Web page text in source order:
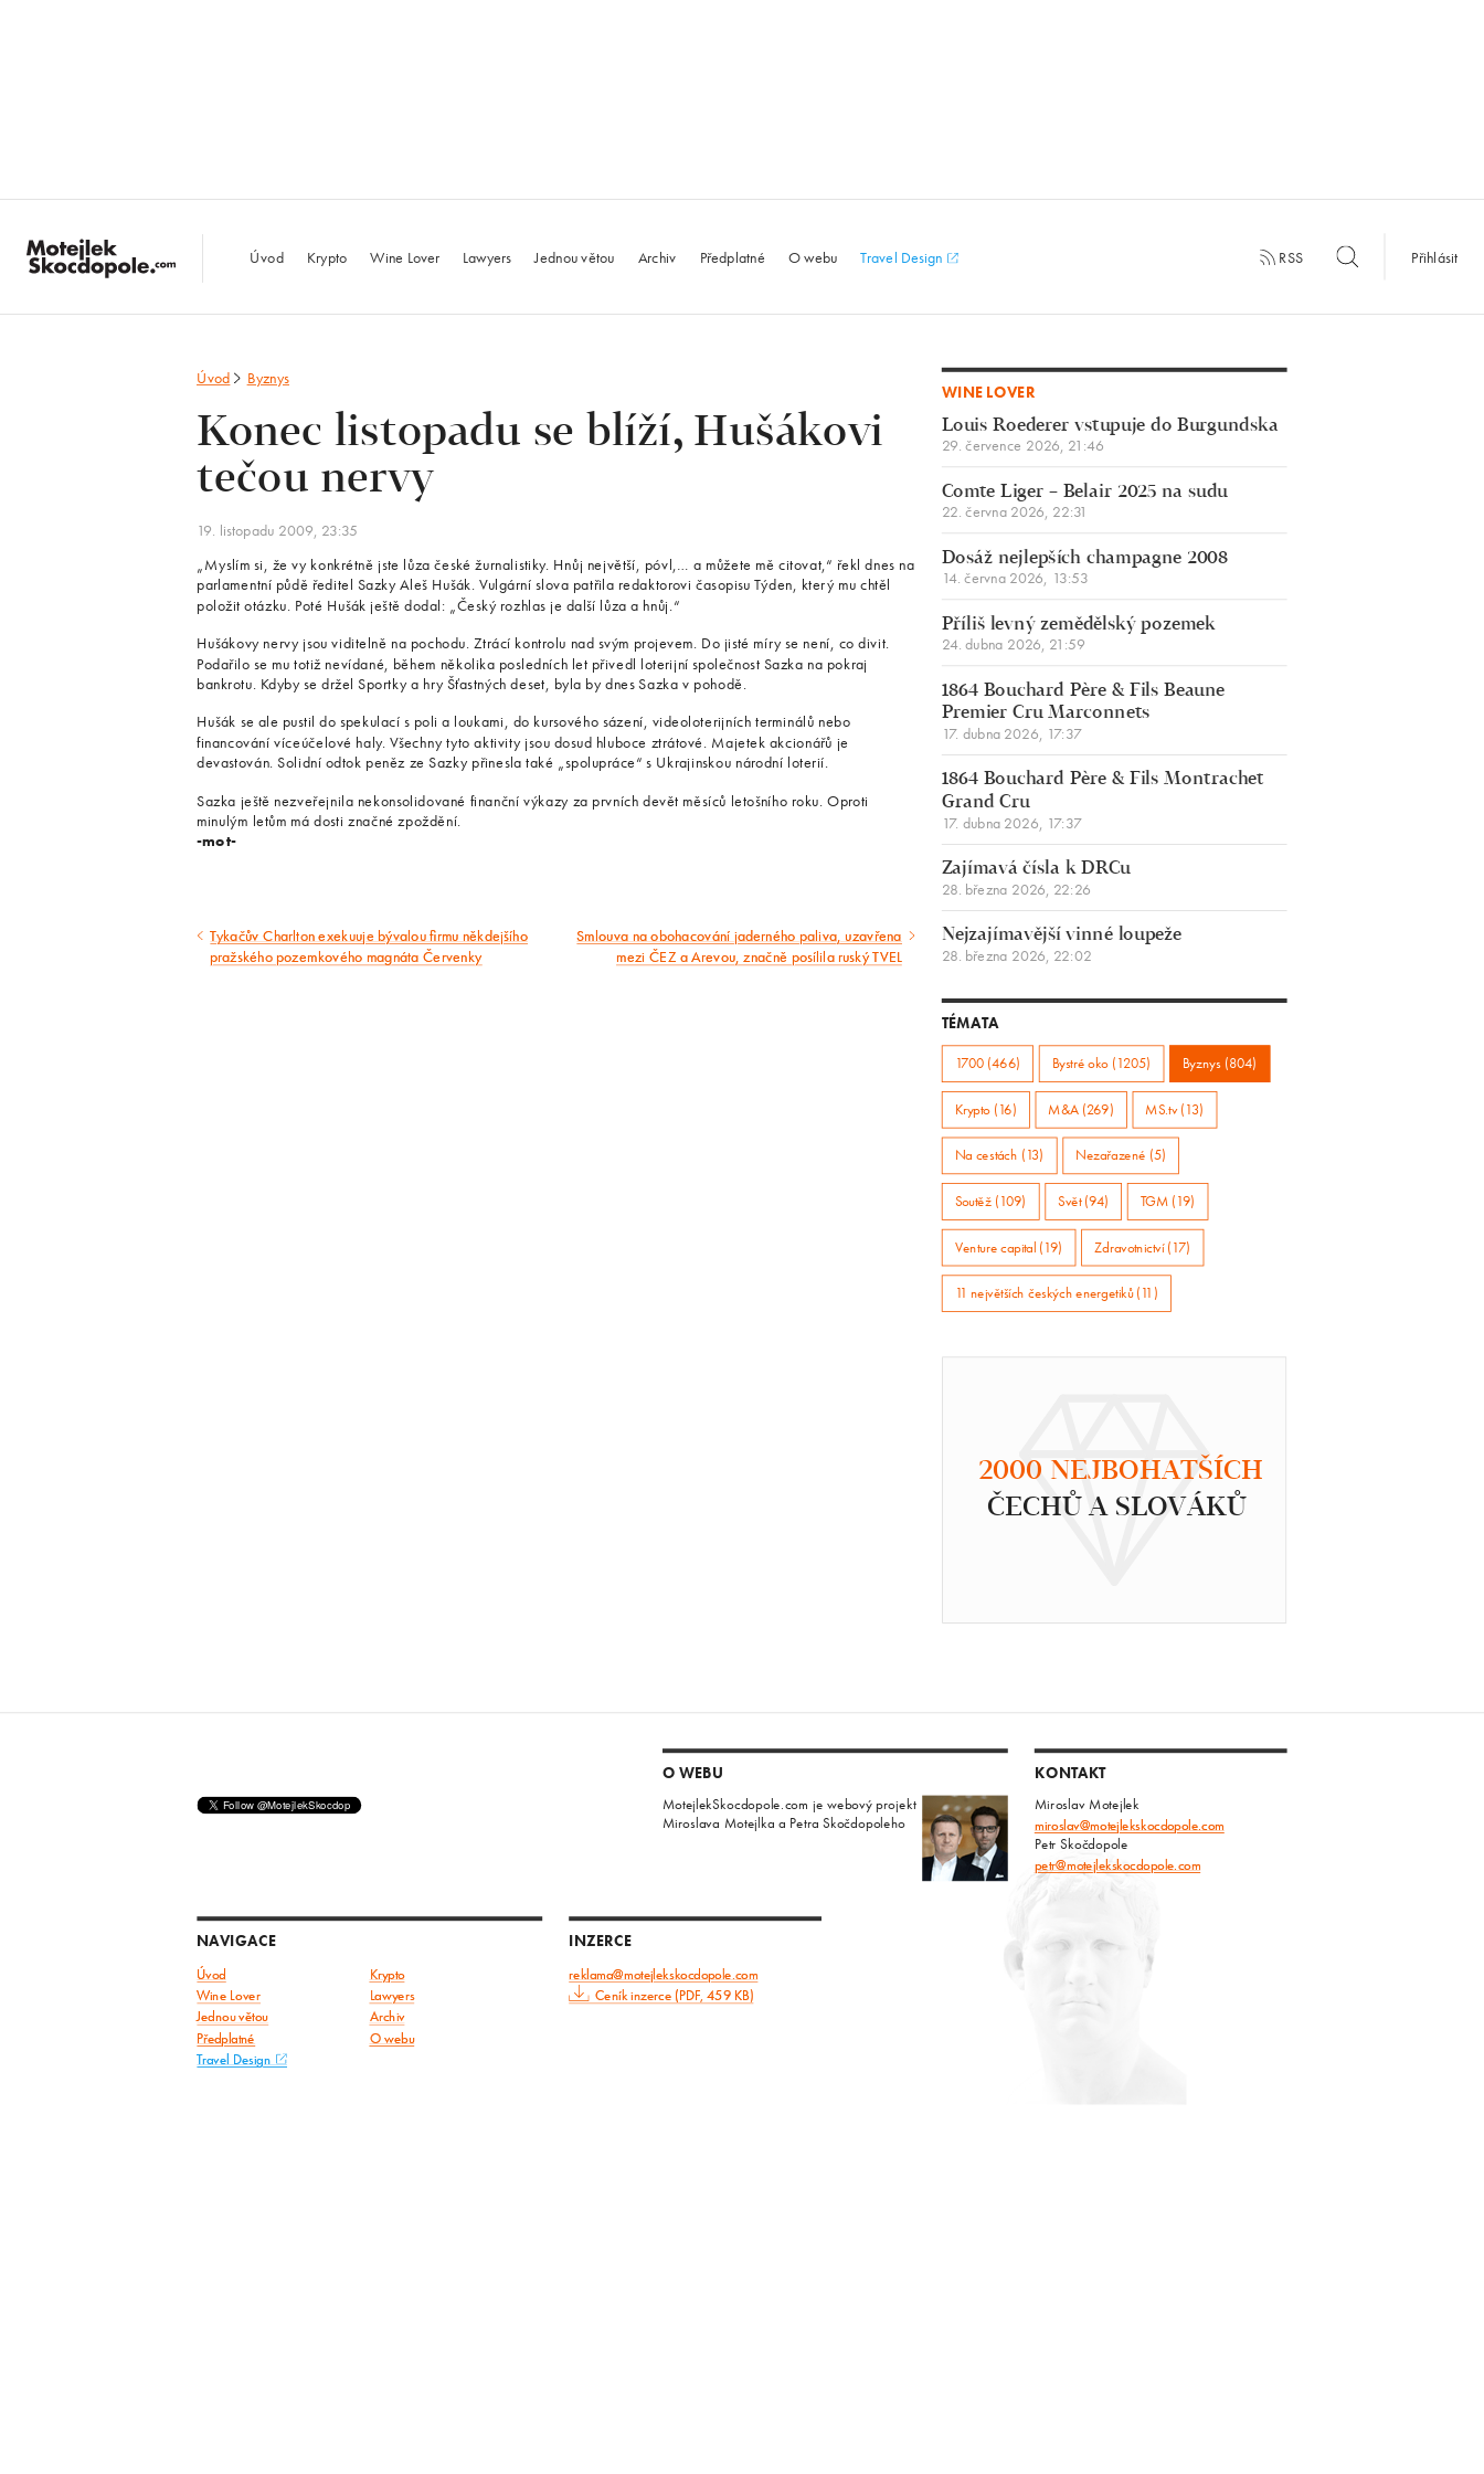
MotejlekSkocdopole.com
Úvod Krypto Wine Lover Lawyers Jednou větou Archiv Předplatné O webu Travel Design RSS Přihlásit
Úvod Byznys
Konec listopadu se blíží, Hušákovi
tečou nervy
19. listopadu 2009, 23:35
„Myslím si, že vy konkrétně jste lůza české žurnalistiky. Hnůj největší, póvl,… a můžete mě citovat,“ řekl dnes na
parlamentní půdě ředitel Sazky Aleš Hušák. Vulgární slova patřila redaktorovi časopisu Týden, který mu chtěl
položit otázku. Poté Hušák ještě dodal: „Český rozhlas je další lůza a hnůj.“
Hušákovy nervy jsou viditelně na pochodu. Ztrácí kontrolu nad svým projevem. Do jisté míry se není, co divit.
Podařilo se mu totiž nevídané, během několika posledních let přivedl loterijní společnost Sazka na pokraj
bankrotu. Kdyby se držel Sportky a hry Šťastných deset, byla by dnes Sazka v pohodě.
Hušák se ale pustil do spekulací s poli a loukami, do kursového sázení, videoloterijních terminálů nebo
financování víceúčelové haly. Všechny tyto aktivity jsou dosud hluboce ztrátové. Majetek akcionářů je
devastován. Solidní odtok peněz ze Sazky přinesla také „spolupráce“ s Ukrajinskou národní loterií.
Sazka ještě nezveřejnila nekonsolidované finanční výkazy za prvních devět měsíců letošního roku. Oproti
minulým letům má dosti značné zpoždění.
-mot-
Předcházející
Tykačův Charlton exekuuje bývalou firmu někdejšího
pražského pozemkového magnáta Červenky
Následující
Smlouva na obohacování jaderného paliva, uzavřena
mezi ČEZ a Arevou, značně posílila ruský TVEL
WINE LOVER
Louis Roederer vstupuje do Burgundska
29. července 2026, 21:46
Comte Liger – Belair 2025 na sudu
22. června 2026, 22:31
Dosáž nejlepších champagne 2008
14. června 2026, 13:53
Příliš levný zemědělský pozemek
24. dubna 2026, 21:59
1864 Bouchard Père & Fils Beaune
Premier Cru Marconnets
17. dubna 2026, 17:37
1864 Bouchard Père & Fils Montrachet
Grand Cru
17. dubna 2026, 17:37
Zajímavá čísla k DRCu
28. března 2026, 22:26
Nejzajímavější vinné loupeže
28. března 2026, 22:02
TÉMATA
1700 (466) Bystré oko (1205) Byznys (804)
Krypto (16) M&A (269) MS.tv (13)
Na cestách (13) Nezařazené (5)
Soutěž (109) Svět (94) TGM (19)
Venture capital (19) Zdravotnictví (17)
11 největších českých energetiků (11)
2000 NEJBOHATŠÍCH
ČECHŮ A SLOVÁKŮ
O WEBU
MotejlekSkocdopole.com je webový projekt
Miroslava Motejlka a Petra Skočdopoleho
KONTAKT
Miroslav Motejlek
miroslav@motejlekskocdopole.com
Petr Skočdopole
petr@motejlekskocdopole.com
NAVIGACE
Úvod Krypto
Wine Lover
Lawyers
Jednou větou
Archiv
Předplatné O webu
Travel Design
INZERCE
reklama@motejlekskocdopole.com
Ceník inzerce (PDF, 459 KB)